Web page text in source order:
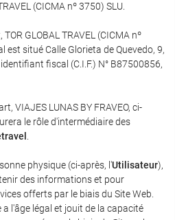
(CICMA nº 3750) SLU.
GLOBAL TRAVEL (CICMA nº
est situé Calle Glorieta de Quevedo, 9,
fiscal (C.I.F.) N° B87500856,
VIAJES LUNAS BY FRAVEO, ci-
le rôle d'intermédiaire des
physique (ci-après, l'Utilisateur),
des informations et pour
offerts par le biais du Site Web.
l'âge légal et jouit de la capacité